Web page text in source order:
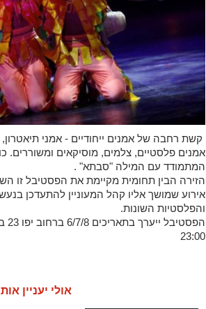
קשת רחבה של אמנים ייחודיים - אמני תיאטרון,
אמנים פלסטיים, צלמים, מוסיקאים ומשוררים.
המתמודד עם המילה "סבתא" .
הזירה הבין תחומית מקיימת את הפסטיבל זו
אירוע שמושך אליו קהל המעוניין להתעדכן
והפלסטיות השונות.
23:00
אולי יעניין